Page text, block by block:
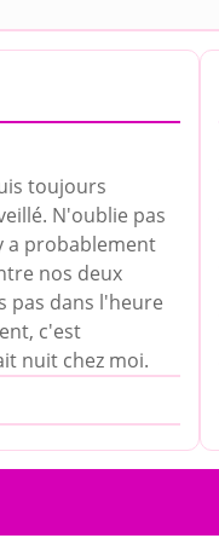
toujours
N'oublie pas
a probablement
nos deux
pas dans l'heure
c'est
nuit chez moi.